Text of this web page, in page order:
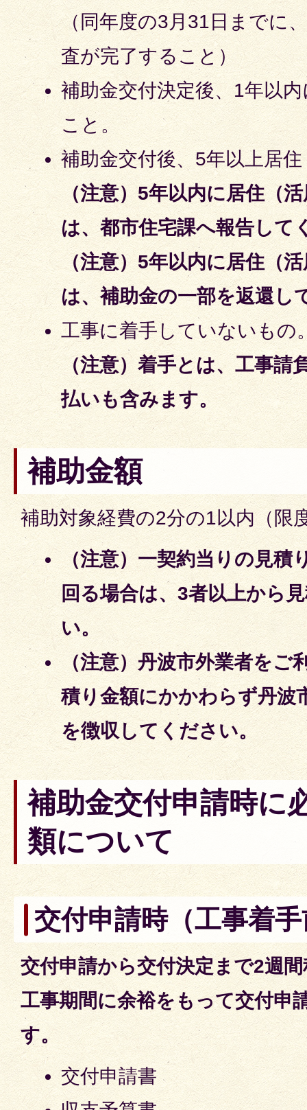
（同年度の3月31日までに
査が完了すること）
補助金交付決定後、1年以
こと。
補助金交付後、5年以上居
（注意）5年以内に居住（
は、都市住宅課へ報告して
（注意）5年以内に居住（
は、補助金の一部を返還し
工事に着手していないもの
（注意）着手とは、工事請
払いも含みます。
補助金額
補助対象経費の2分の1以内（限
（注意） 一契約当りの見積
回る場合は、3者以上から
い。
（注意）丹波市外業者をご
積り金額にかかわらず丹波
を徴収してください。
補助金交付申請時に
類について
交付申請時（工事着
交付申請から交付決定まで2週
工事期間に余裕をもって交付申
す。
交付申請書